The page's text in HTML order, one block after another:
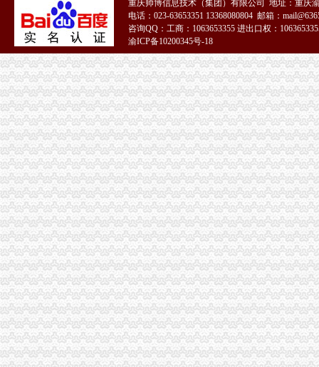
重庆帅博信息技术（集团）有限公司 地址：重庆
电话：023-63653351 13368080804 邮箱：
咨询QQ：工商：1063653355 进出口权：
渝ICP备10200345号-18